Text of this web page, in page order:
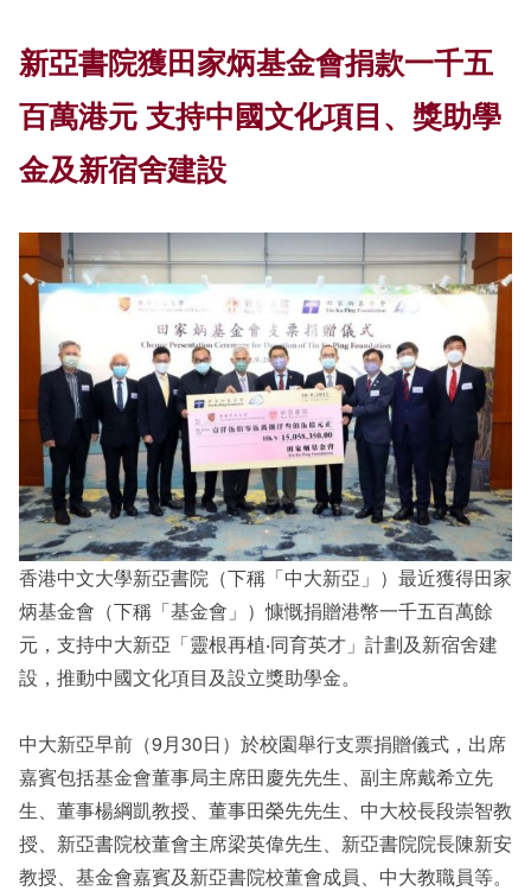
新亞書院獲田家炳基金會捐款一千五
百萬港元 支持中國文化項目、獎助學
金及新宿舍建設
香港中文大學新亞書院（下稱「中大新亞」）最近獲得田家
炳基金會（下稱「基金會」）慷慨捐贈港幣一千五百萬餘
元，支持中大新亞「靈根再植‧同育英才」計劃及新宿舍建
設，推動中國文化項目及設立獎助學金。
中大新亞早前（9月30日）於校園舉行支票捐贈儀式，出席
嘉賓包括基金會董事局主席田慶先先生、副主席戴希立先
生、董事楊綱凱教授、董事田榮先先生、中大校長段崇智教
授、新亞書院校董會主席梁英偉先生、新亞書院院長陳新安
教授、基金會嘉賓及新亞書院校董會成員、中大教職員等。